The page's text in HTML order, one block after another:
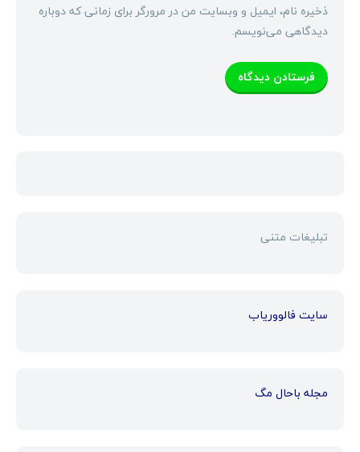
ذخیره نام، ایمیل و وبسایت من در مرورگر برای زمانی که دوباره
دیدگاهی می‌نویسم.
تبلیغات متنی
سایت فالووریاب
مجله باحال مگ